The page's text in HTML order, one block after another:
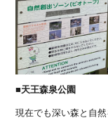
■天王森泉公園
現在でも深い森と自